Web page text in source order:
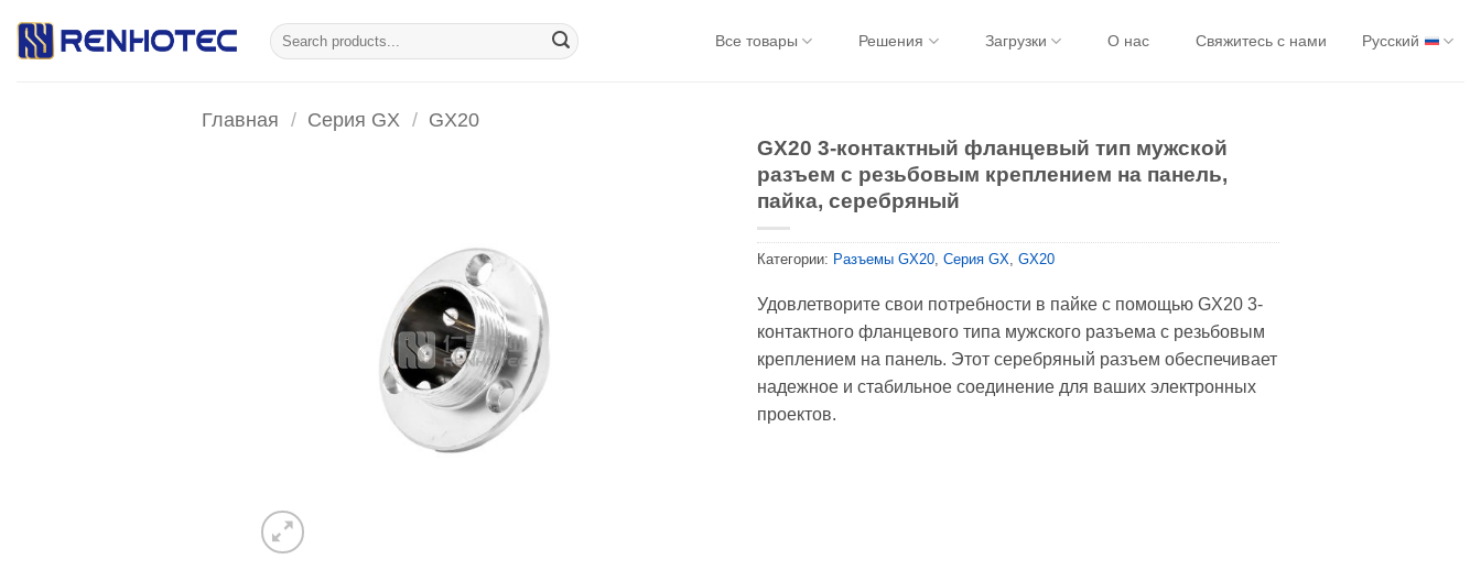
Искать:
Все товары Решения Загрузки О нас Свяжитесь с нами Русский
Главная / Серия GX / GX20
GX20 3-контактный фланцевый тип мужской
разъем с резьбовым креплением на панель,
пайка, серебряный
Категории: Разъемы GX20, Серия GX, GX20
Удовлетворите свои потребности в пайке с помощью GX20 3-
контактного фланцевого типа мужского разъема с резьбовым
креплением на панель. Этот серебряный разъем обеспечивает
надежное и стабильное соединение для ваших электронных
проектов.